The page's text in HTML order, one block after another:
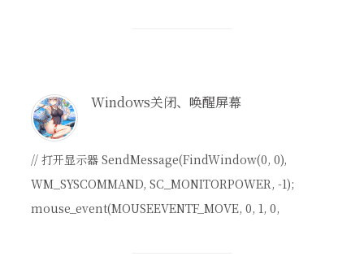
Windows关闭、唤醒屏幕
// 打开显示器 SendMessage(FindWindow(0, 0),
WM_SYSCOMMAND, SC_MONITORPOWER, -1);
mouse_event(MOUSEEVENTF_MOVE, 0, 1, 0,